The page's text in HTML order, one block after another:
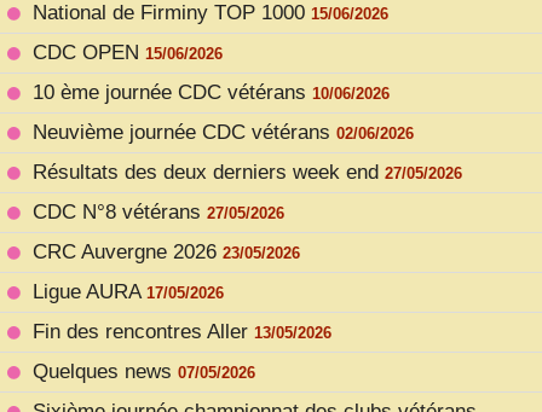
National de Firminy TOP 1000 15/06/2026
CDC OPEN 15/06/2026
10 ème journée CDC vétérans 10/06/2026
Neuvième journée CDC vétérans 02/06/2026
Résultats des deux derniers week end 27/05/2026
CDC N°8 vétérans 27/05/2026
CRC Auvergne 2026 23/05/2026
Ligue AURA 17/05/2026
Fin des rencontres Aller 13/05/2026
Quelques news 07/05/2026